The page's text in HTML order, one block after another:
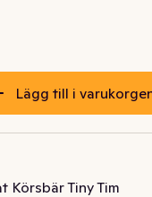
kr
st
Lägg till i
Körsbär Tiny Tim